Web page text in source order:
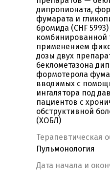
дипропионата,
фумарата и
бромида (CHF
комбинированной
применением
дозы двух
беклометазона
формотерола
вводимых с
ингалятора под
пациентов с
обструктивной
(ХОБЛ)
Терапевтическая
Пульмонология
Дата начала и